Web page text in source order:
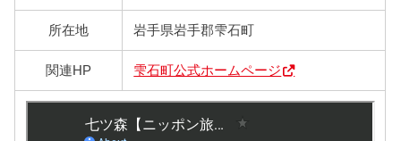
所在地 岩手県岩手郡雫石町
関連HP 雫石町公式ホームページ